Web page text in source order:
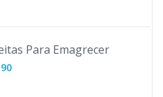
Para Emagrecer
O